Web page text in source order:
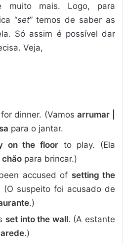
muito mais. Logo, para
“set” temos de saber as
Só assim é possível dar
Veja,
dinner. (Vamosarrumar |
para o jantar.
on the floor to play. (Ela
chão para brincar.)
accused of setting the
(O suspeito foi acusado de
.)
set into the wall. (A estante
.)